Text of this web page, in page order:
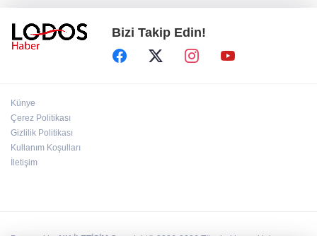
Bakan Gürlek duyurdu: İki çocuk cinayeti
aydınlatıldı!
Bizi Takip Edin!
Künye
Çerez Politikası
Gizlilik Politikası
Kullanım Koşulları
İletişim